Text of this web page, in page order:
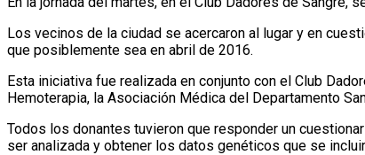
Los vecinos de la ciudad se acercaron al lugar y en
que posiblemente sea en abril de 2016.
Esta iniciativa fue realizada en conjunto con el Club
Hemoterapia, la Asociación Médica del Departamento
Todos los donantes tuvieron que responder un
ser analizada y obtener los datos genéticos que se